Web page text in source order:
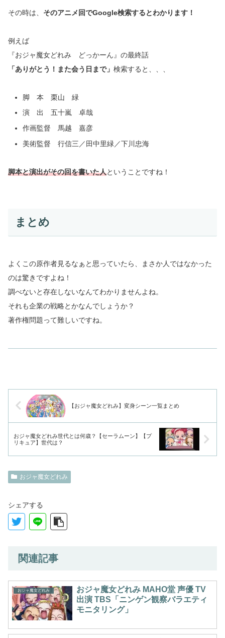
その時は、 そのアニメ回でGoogle検索するとわかります！
例えば
『おジャ魔女どれみ どっかーん』の最終話
「ありがとう！また会う日まで」 検索すると、、、
脚 本 栗山 緑
演 出 五十嵐 卓哉
作画監督 馬越 嘉彦
美術監督 行信三／田中里緑／下川忠海
脚本と演出がその回を書いた人ということですね！
まとめ
よくこの原作者見るなぁと思っていたら、まさか人ではなかった
のは驚きですよね！
調べないと存在しないなんてわかりませんよね。
それも企業の戦略とかなんでしょうか？
著作権問題って難しいですね。
【おジャ魔女どれみ】変身シーン一覧まとめ
おジャ魔女どれみ世代とは何歳？【セーラムーン】【プ
リキュア】世代は？
おジャ魔女どれみ
シェアする
関連記事
おジャ魔女どれみ
おジャ魔女どれみ MAHO堂 声優 TV
出演 TBS「ニンゲン観察バラエティ
モニタリング」